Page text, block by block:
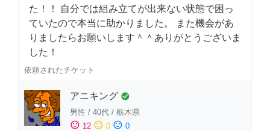
た！！ 自分では組み立てが出来ない状態で困っ
ていたので本当に助かりました。 また機会があ
りましたらお願いします＾＾ありがとうございま
した！
依頼されたチケット
アニキング check_circle
男性 / 40代 / 栃木県
sentiment_satisfied 12 sentiment_neutral 0 sentiment_dissatisfied 0